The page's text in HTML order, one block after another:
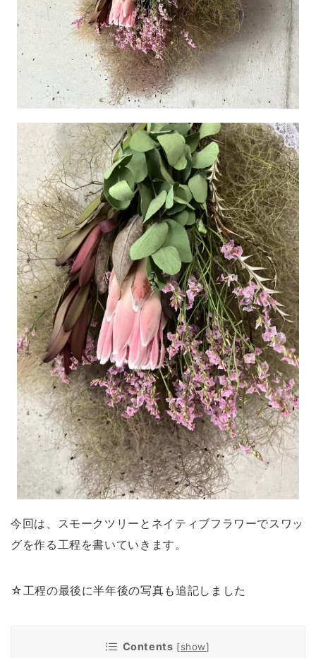
今回は、スモークツリーとネイティブフラワーでスワッ
グを作る工程を書いていきます。
☆工程の最後に半年後の写真も追記しました
Contents [show]